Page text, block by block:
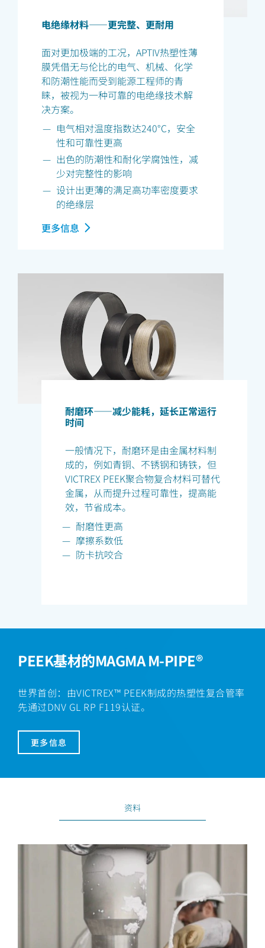
电绝缘材料——更完整、更耐用
面对更加极端的工况，APTIV热塑性薄
膜凭借无与伦比的电气、机械、化学
和防潮性能而受到能源工程师的青
睐，被视为一种可靠的电绝缘技术解
决方案。
电气相对温度指数达240°C，安全
性和可靠性更高
出色的防潮性和耐化学腐蚀性，减
少对完整性的影响
设计出更薄的满足高功率密度要求
的绝缘层
更多信息
耐磨环——减少能耗，延长正常运行
时间
一般情况下，耐磨环是由金属材料制
成的，例如青铜、不锈钢和铸铁，但
VICTREX PEEK聚合物复合材料可替代
金属，从而提升过程可靠性，提高能
效，节省成本。
耐磨性更高
摩擦系数低
防卡抗咬合
PEEK基材的MAGMA M-PIPE®
世界首创：由VICTREX™ PEEK制成的热塑性复合管率
先通过DNV GL RP F119认证。
更多信息
资料